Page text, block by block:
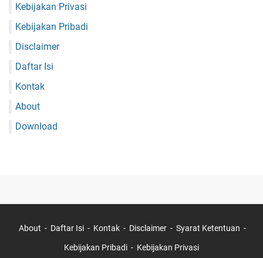
Kebijakan Privasi
Kebijakan Pribadi
Disclaimer
Daftar Isi
Kontak
About
Download
About Daftar Isi Kontak Disclaimer Syarat Ketentuan
Kebijakan Pribadi Kebijakan Privasi